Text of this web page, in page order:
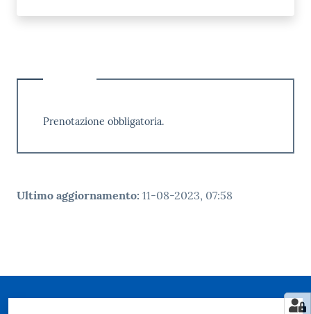
Prenotazione obbligatoria.
Ultimo aggiornamento: 11-08-2023, 07:58